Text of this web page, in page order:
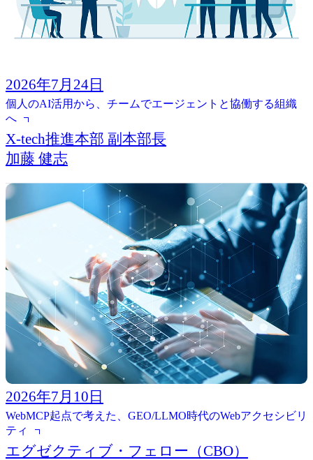
2026年7月24日
個人のAI活用から、チームでエージェントと協働する組織
へ
X-tech推進本部 副本部長
加藤 健志
2026年7月10日
WebMCP起点で考えた、GEO/LLMO時代のWebアクセシビリ
ティ
エグゼクティブ・フェロー（CBO）